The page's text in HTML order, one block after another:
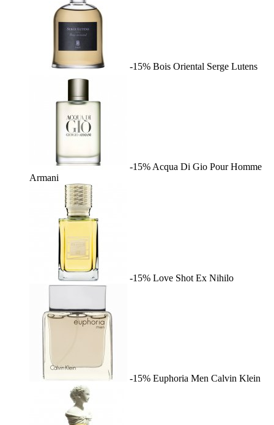
-15% Bois Oriental Serge Lutens
-15% Acqua Di Gio Pour Homme
Armani
-15% Love Shot Ex Nihilo
-15% Euphoria Men Calvin Klein